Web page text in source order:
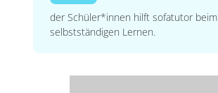
der Schüler*innen hilft sofatutor beim
selbstständigen Lernen.